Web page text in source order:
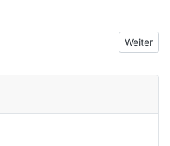
Nächster
Weiter